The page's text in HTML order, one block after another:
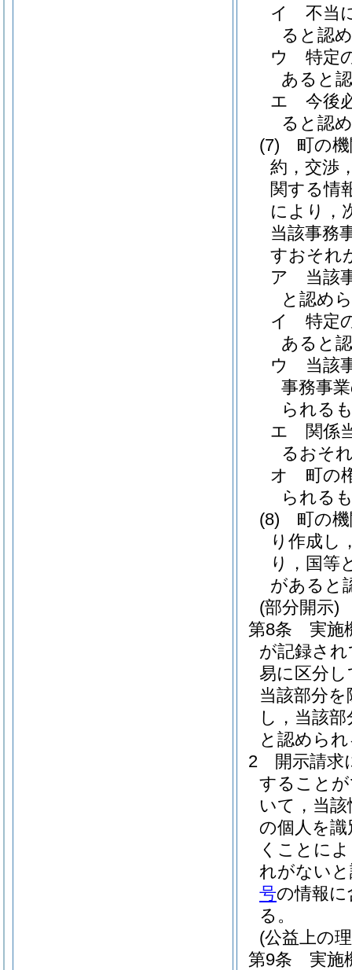
イ
不当
ると認
ウ
特定
あると
エ
今後
ると認
(7)
町の
約，交渉
関する情
により，
当該事務
すおそれ
ア
当該
と認め
イ
特定
あると
ウ
当該
事務事
られる
エ
関係
るおそ
オ
町の
られる
(8)
町の
り作成し
り，国等
があると
(部分開示)
第8条
実施
が記録さ
易に区分
当該部分
し，当該
と認めら
2
開示請求
すること
いて，当
の個人を
くことに
れがない
号の情報
る。
(公益上の
第9条
実施